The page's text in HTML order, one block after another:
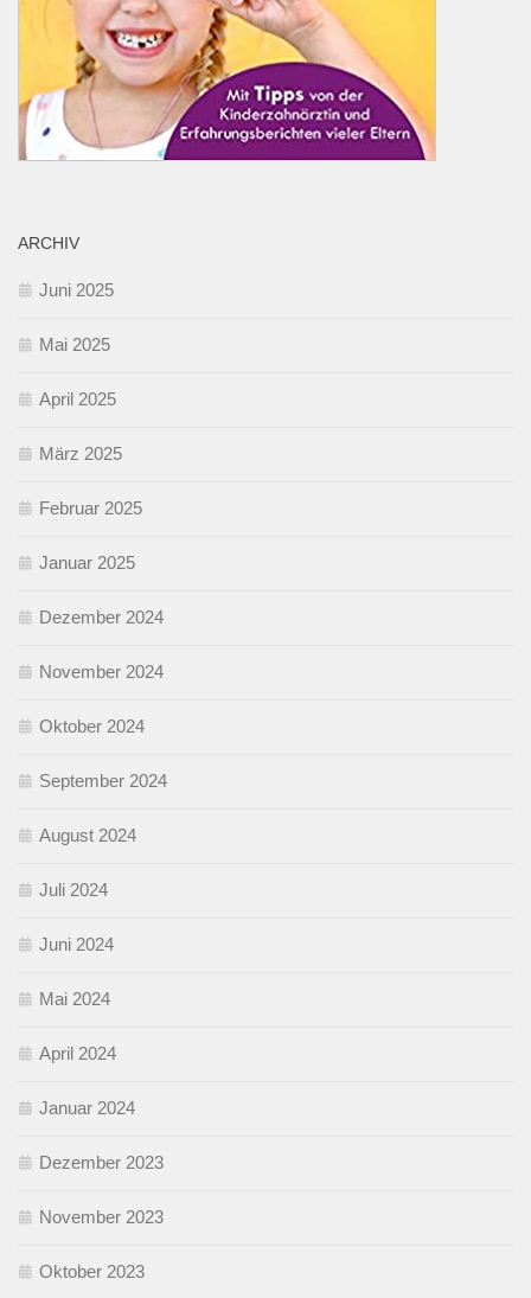
ARCHIV
Juni 2025
Mai 2025
April 2025
März 2025
Februar 2025
Januar 2025
Dezember 2024
November 2024
Oktober 2024
September 2024
August 2024
Juli 2024
Juni 2024
Mai 2024
April 2024
Januar 2024
Dezember 2023
November 2023
Oktober 2023